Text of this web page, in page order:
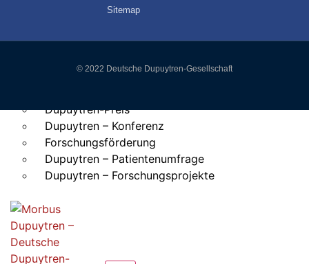
Vereinszweck
Wissenschaftlicher Beirat
Dupuytren-Preis
Dupuytren – Konferenz
Forschungsförderung
Dupuytren – Patientenumfrage
Dupuytren – Forschungsprojekte
Sitemap
© 2022 Deutsche Dupuytren-Gesellschaft